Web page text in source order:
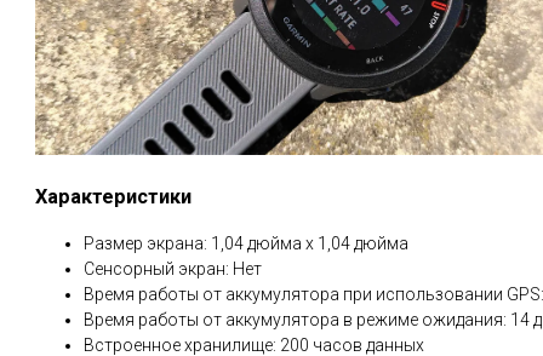
Характеристики
Размер экрана: 1,04 дюйма x 1,04 дюйма
Сенсорный экран: Нет
Время работы от аккумулятора при использовании
Время работы от аккумулятора в режиме ожидания: 14
Встроенное хранилище: 200 часов данных